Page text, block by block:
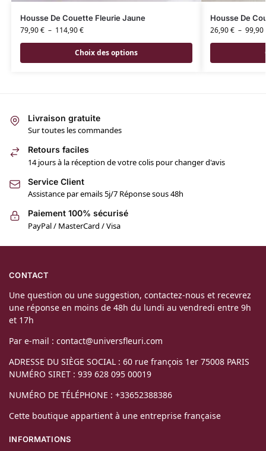
Housse De Couette Fleurie Jaune
79,90€ – 114,90€
Choix des options
Housse De
26,90€ – 99,90
Livraison gratuite
Sur toutes les commandes
Retours faciles
14 jours à la réception de votre colis pour changer d'avis
Service Client
Assistance par emails 5j/7 Réponse sous 48h
Paiement 100% sécurisé
PayPal / MasterCard / Visa
CONTACT
Une question ou une suggestion, contactez-nous et recevrez
une réponse en moins de 48h du lundi au vendredi entre 9h
et 17h
Par e-mail : contact@universfleuri.com
ADRESSE DU SIÈGE SOCIAL : 60 rue françois 1er 75008 PARIS
NUMÉRO SIRET : 939 628 095 00019
NUMÉRO DE TÉLÉPHONE : +33652388386
Cette boutique appartient à une entreprise française
INFORMATIONS